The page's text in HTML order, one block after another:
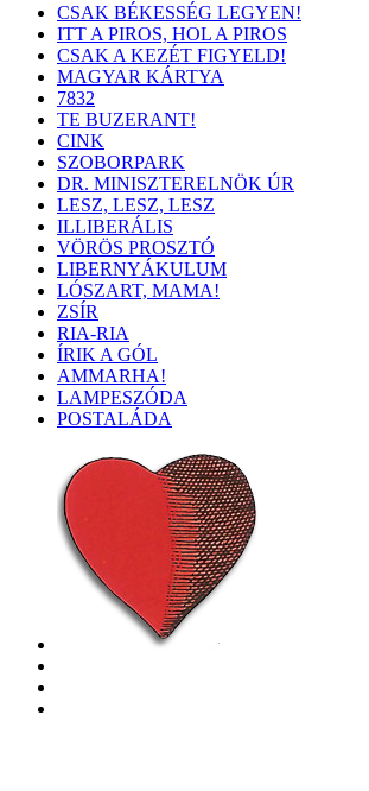
CSAK BÉKESSÉG LEGYEN!
ITT A PIROS, HOL A PIROS
CSAK A KEZÉT FIGYELD!
MAGYAR KÁRTYA
7832
TE BUZERANT!
CINK
SZOBORPARK
DR. MINISZTERELNÖK ÚR
LESZ, LESZ, LESZ
ILLIBERÁLIS
VÖRÖS PROSZTÓ
LIBERNYÁKULUM
LÓSZART, MAMA!
ZSÍR
RIA-RIA
ÍRIK A GÓL
AMMARHA!
LAMPESZÓDA
POSTALÁDA